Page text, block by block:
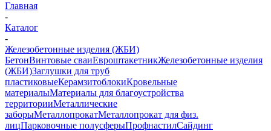
Главная
-
Каталог
-
Железобетонные изделия (ЖБИ)
БетонВинтовые сваиЕвроштакетникЖелезобетонные изделия
(ЖБИ)Заглушки для труб
пластиковыеКерамзитоблокиКровельные
материалыМатериалы для благоустройства
территорииМеталлические
заборыМеталлопрокатМеталлопрокат для физ.
лицПарковочные полусферыПрофнастилСайдинг